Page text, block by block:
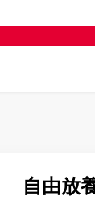
自由放